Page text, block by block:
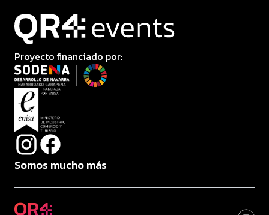
Proyecto financiado por:
Somos mucho más